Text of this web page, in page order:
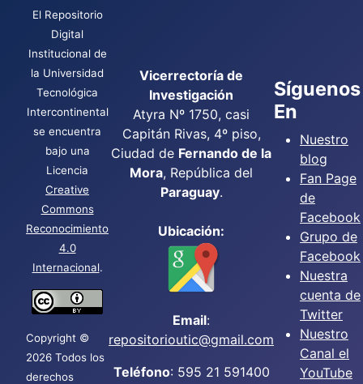
El Repositorio
Digital
Institucional de
la Universidad
Tecnológica
Intercontinental
se encuentra
bajo una
Licencia
Creative
Commons
Reconocimiento
4.0
Internacional.
Copyright ©
2026 Todos los
derechos
Vicerrectoría de
Investigación
Atyra Nº 1750, casi
Capitán Rivas, 4º piso,
Ciudad de Fernando de la
Mora, República del
Paraguay.
Ubicación:
Email:
repositorioutic@gmail.com
Teléfono: 595 21 591400
Síguenos
En
Nuestro
blog
Fan Page
de
Facebook
Grupo de
Facebook
Nuestra
cuenta de
Twitter
Nuestro
Canal el
YouTube